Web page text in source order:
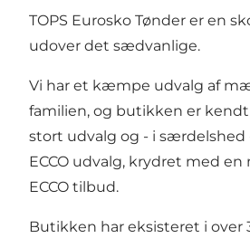
TOPS Eurosko Tønder er en
udover det sædvanlige.
Vi har et kæmpe udvalg af
familien, og butikken er
stort udvalg og - i
ECCO udvalg, krydret med en
ECCO tilbud.
Butikken har eksisteret i over